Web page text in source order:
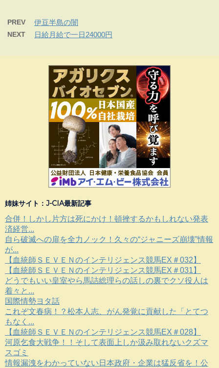
PREV 伊豆半島の闇
NEXT 日給月給で一日24000円
姉妹サイト：J-CIA最新記事
合併！しかし片方は死にかけ！頓挫するかもしれない発表
済経営...
自ら破滅への扉を全力ノック！久々の“ジャニーズ崩壊”情報
が...
【血統師ＳＥＶＥＮのインテリジェンス競馬EX＃032】
【血統師ＳＥＶＥＮのインテリジェンス競馬EX＃031】
どうでもいい皇室やら馬詰総理らの話しの裏でクソ役人は
着々と...
国際情勢ヨタ話
これぞ文春病！？松本人志、がん発覚に貢献した「とてつ
もなく...
【血統師ＳＥＶＥＮのインテリジェンス競馬EX＃028】
河原乞食大戦争！！そして表面上しか汲み取れないクズマ
スゴミ
情報漏洩をわかっていない日本政府・企業は猛反省を！公